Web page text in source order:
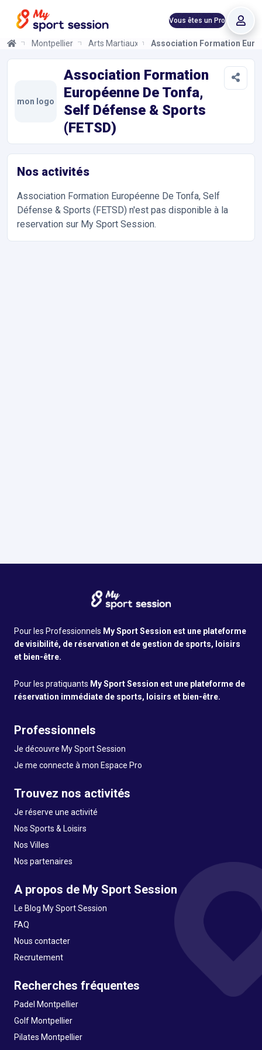
Vous êtes un Pro
Montpellier Arts Martiaux Association Formation
mon logo
Association Formation
Européenne De Tonfa,
Self Défense & Sports
(FETSD)
Nos activités
Association Formation Européenne De Tonfa, Self
Défense & Sports (FETSD) n'est pas disponible à la
reservation sur My Sport Session.
Pour les Professionnels My Sport Session est une plateforme
de visibilité, de réservation et de gestion de sports, loisirs
et bien-être.
Pour les pratiquants My Sport Session est une plateforme de
réservation immédiate de sports, loisirs et bien-être.
Professionnels
Je découvre My Sport Session
Je me connecte à mon Espace Pro
Trouvez nos activités
Je réserve une activité
Nos Sports & Loisirs
Nos Villes
Nos partenaires
A propos de My Sport Session
Le Blog My Sport Session
FAQ
Nous contacter
Recrutement
Recherches fréquentes
Padel Montpellier
Golf Montpellier
Pilates Montpellier